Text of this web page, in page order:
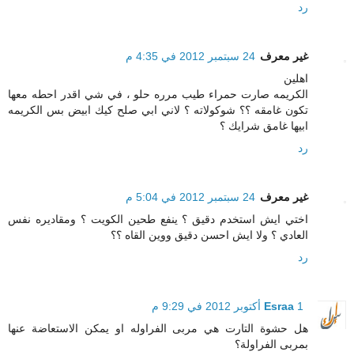
رد
غير معرف 24 سبتمبر 2012 في 4:35 م
اهلين
الكريمه صارت حمراء طيب مرره حلو ، في شي اقدر احطه معها
تكون غامقه ؟؟ شوكولاته ؟ لاني ابي صلح كيك ابيض بس الكريمه
ابيها غامق شرايك ؟
رد
غير معرف 24 سبتمبر 2012 في 5:04 م
اختي ايش استخدم دقيق ؟ ينفع طحين الكويت ؟ ومقاديره نفس
العادي ؟ ولا ايش احسن دقيق ووين القاه ؟؟
رد
Esraa 1 أكتوبر 2012 في 9:29 م
هل حشوة التارت هي مربى الفراوله او يمكن الاستعاضة عنها
بمربى الفراولة؟